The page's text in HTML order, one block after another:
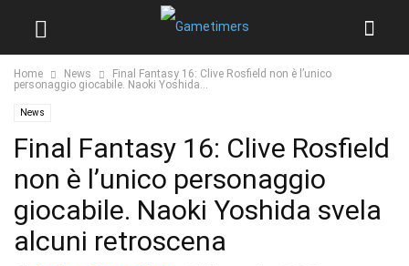
Home News
Final Fantasy 16: Clive Rosfield non è l’unico
personaggio giocabile. Naoki Yoshida...
News
Final Fantasy 16: Clive Rosfield
non è l’unico personaggio
giocabile. Naoki Yoshida svela
alcuni retroscena